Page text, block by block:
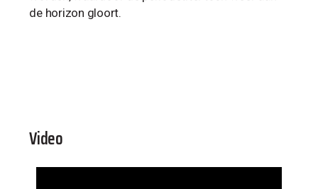
de horizon gloort.
Video